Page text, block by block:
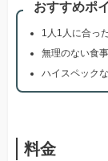
おすすめポ
1人1人に合っ
無理のない食
ハイスペック
料金